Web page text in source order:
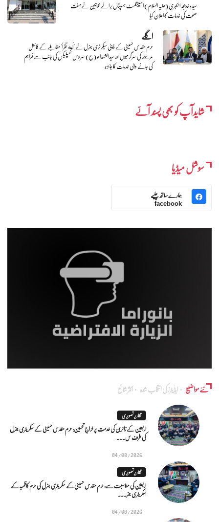
سیدہ خدیجہ الکبریٰ (علیہ السلام) اسپیشلسٹ ہسپتال برائے خواتین نےمفت
صحت کی خدمات کا اعلان کیا
اگلے
حرم مقدس حسینی کے ڈپٹی سیکرٹری جنرل نے "اُمة تقرأ" مقابلے کے فائنل
مرحلے کی سرگرمیوں اور سید الشہداء (ع) سروس کمپلیکس کی جانب سے فراہم
کی جانے والی خدمات کا جائزہ
شایدآپ کو بھی پسند آئے
سوشل میڈیا
ہمارے ساتھ چلیے
facebook
نئے مواضیع ایڈٰیٹرز کی انتخاب شدہ اکثر شائع
تقاریر تصویری
اربعین کے زائرین کی خدمت پر خراجِ تحسین: حرم مقدس حسینی کے سکریٹری جنرل
کی طرف س...
04/08/2026
تقاریر تصویری
اربعین کی مناسبت سے: حرم مقدس حسینی کے سکریٹری جنرل کی حرم کاظمیہ کے
سکریٹری جنر...
04/08/2026